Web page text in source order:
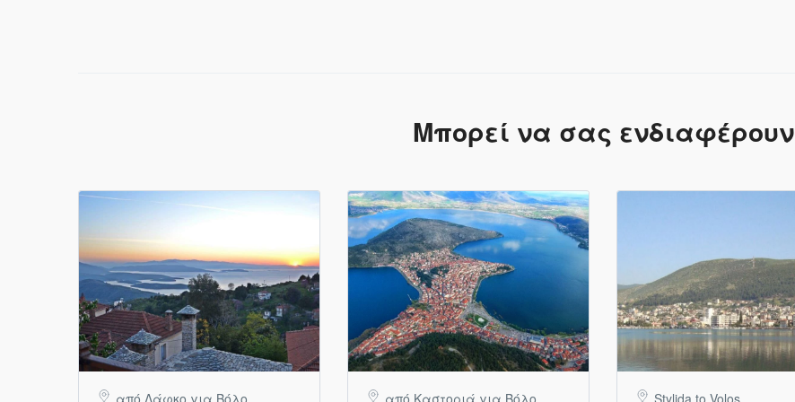
Μπορεί να σας ενδιαφέρουν
από Λάφκο για Βόλο από Καστοριά για Βόλο Stylida to Volos